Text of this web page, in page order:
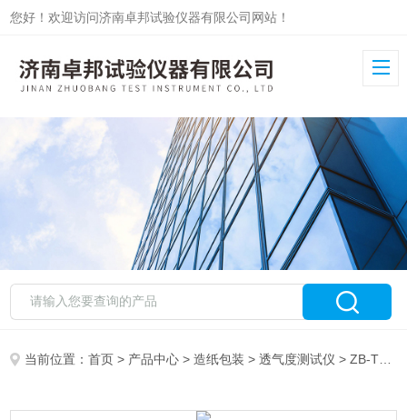
您好！欢迎访问济南卓邦试验仪器有限公司网站！
当前位置：首页 > 产品中心 >造纸包装 >透气度测试仪 > ZB-TQ纸张透气度测定仪